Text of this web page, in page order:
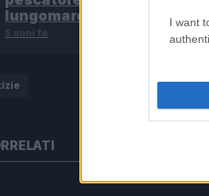
I want
lungomare romano
5 anni fa